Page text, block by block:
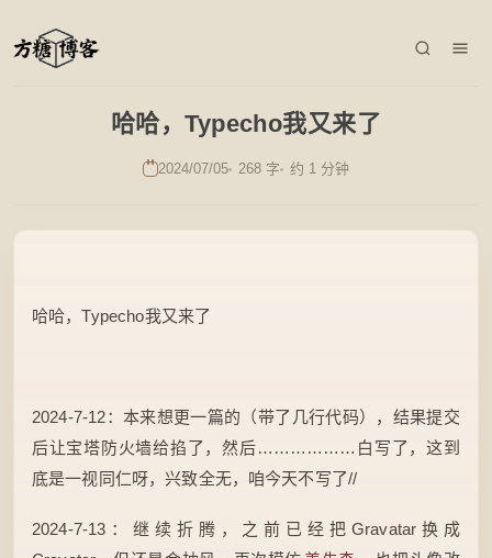
哈哈，Typecho我又来了
2024/07/05 268 字 约 1 分钟
哈哈，Typecho我又来了
2024-7-12：本来想更一篇的（带了几行代码），结果提交
后让宝塔防火墙给掐了，然后………………白写了，这到
底是一视同仁呀，兴致全无，咱今天不写了//
2024-7-13：继续折腾，之前已经把Gravatar换成